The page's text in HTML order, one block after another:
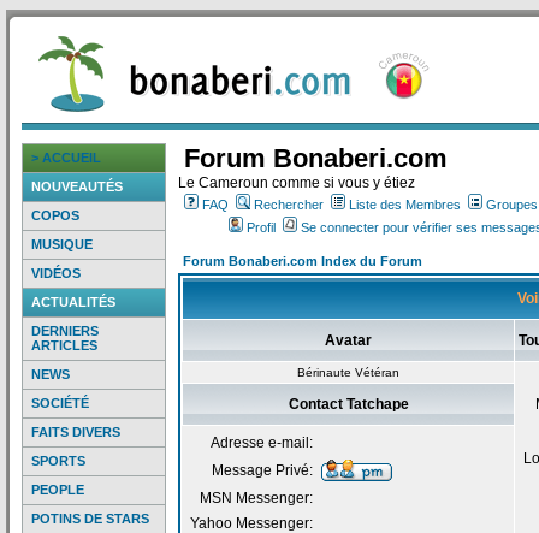
> ACCUEIL
NOUVEAUTÉS
COPOS
MUSIQUE
VIDÉOS
ACTUALITÉS
DERNIERS
ARTICLES
NEWS
SOCIÉTÉ
FAITS DIVERS
SPORTS
PEOPLE
POTINS DE STARS
Forum Bonaberi.com
Le Cameroun comme si vous y étiez
FAQ Rechercher Liste des Membres
Profil
Se connecter pour vérifier ses
Forum Bonaberi.com Index du Forum
Avatar
Bérinaute Vétéran
Contact Tatchape
Adresse e-mail:
Message Privé:
MSN Messenger:
Yahoo Messenger: